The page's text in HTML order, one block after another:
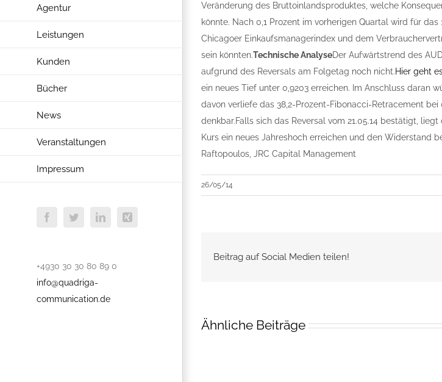
Agentur
Leistungen
Kunden
Bücher
News
Veranstaltungen
Impressum
FacebookTwitterLinkedInXing
+4930 30 30 80 89 0
info@quadriga-
communication.de
Veränderung des Bruttoinlandsproduktes, welche
könnte. Nach 0,1 Prozent im vorherigen Quartal wird für
Chicagoer Einkaufsmanagerindex und dem
sein könnten.Technische AnalyseDer Aufwärtstrend des
aufgrund des Reversals am Folgetag noch nicht.Hier geht
ein neues Tief unter 0,9203 erreichen. Im Anschluss daran
davon verliefe das 38,2-Prozent-Fibonacci-Retracement
denkbar.Falls sich das Reversal vom 21.05.14 bestätigt,
Kurs ein neues Jahreshoch erreichen und den Widerstand
Raftopoulos, JRC Capital Management
26/05/14
Beitrag auf Social Medien teilen!
Ähnliche Beiträge